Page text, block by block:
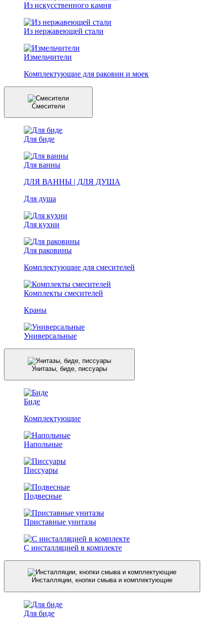
Из искусственного камня
Из нержавеющей стали
Измельчители
Комплектующие для раковин и моек
Смесители
Для биде
Для ванны
ДЛЯ ВАННЫ | ДЛЯ ДУША
Для душа
Для кухни
Для раковины
Комплектующие для смесителей
Комплекты смесителей
Краны
Универсальные
Унитазы, биде, писсуары
Биде
Комплектующие
Напольные
Писсуары
Подвесные
Приставные унитазы
С инсталляцией в комплекте
Инсталляции, кнопки смыва и комплектующие
Для биде